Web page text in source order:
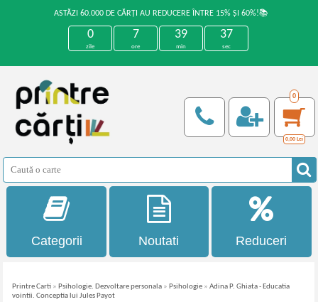
ASTĂZI 60.000 DE CĂRȚI AU REDUCERE ÎNTRE 15% ȘI 60%!📚
0
zile
7
ore
39
min
37
sec
0
0,00 Lei
Categorii Noutati Reduceri
Printre Carti » Psihologie. Dezvoltare personala » Psihologie »Adina P. Ghiata - Educatia
vointii. Conceptia lui Jules Payot